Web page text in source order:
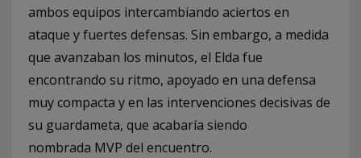
ambos equipos intercambiando aciertos en
ataque y fuertes defensas. Sin embargo, a medida
que avanzaban los minutos, el Elda fue
encontrando su ritmo, apoyado en una defensa
muy compacta y en las intervenciones decisivas de
su guardameta, que acabaría siendo
nombrada MVP del encuentro.